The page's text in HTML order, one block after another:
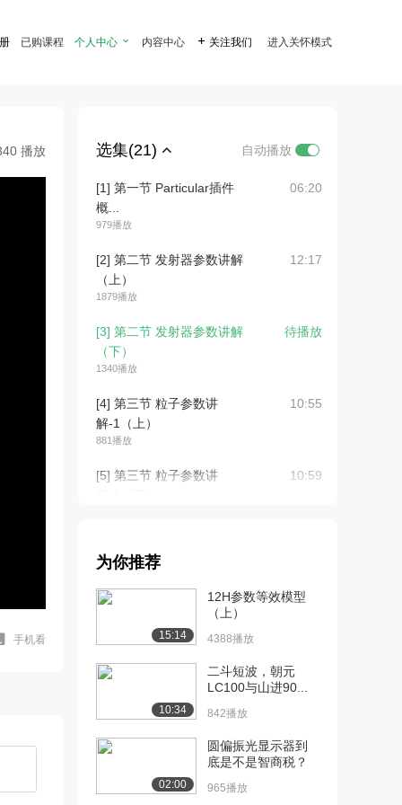
已购课程 个人中心  内容中心  关注我们 进入关怀模式
播放
手机看
选集(21) 自动播放
[1] 第一节 Particular插件
概...
979播放
06:20
[2] 第二节 发射器参数讲解
（上）
1879播放
12:17
[3] 第二节 发射器参数讲解
（下）
1340播放
待播放
[4] 第三节 粒子参数讲
解-1（上）
881播放
10:55
[5] 第三节 粒子参数讲
10:59
解-2（上）
[7] 第四节 粒子参数讲
解-2（中）
[8] 第四节 粒子参数讲
解-2（下）
11:29
[9] 第五节 粒子物理系统讲
解-1（上）
12:53
为你推荐
15:14
12H参数等效模型
（上）
4388播放
10:34
二斗短波，朝元
LC100与山进90...
842播放
02:00
圆偏振光显示器到
底是不是智商税？
965播放